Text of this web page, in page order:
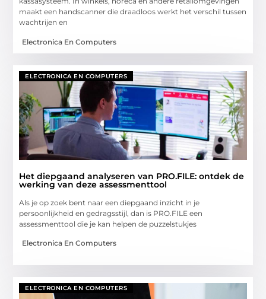
maakt een handscanner die draadloos werkt het verschil tussen
wachtrijen en
Electronica En Computers
ELECTRONICA EN COMPUTERS
Het diepgaand analyseren van PRO.FILE: ontdek de
werking van deze assessmenttool
Als je op zoek bent naar een diepgaand inzicht in je
persoonlijkheid en gedragsstijl, dan is PRO.FILE een
assessmenttool die je kan helpen de puzzelstukjes
Electronica En Computers
ELECTRONICA EN COMPUTERS